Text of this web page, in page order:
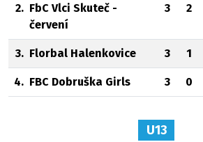
2. FbC Vlci Skuteč -
červení
3 2
3. Florbal Halenkovice 3 1
4. FBC Dobruška Girls 3 0
U13